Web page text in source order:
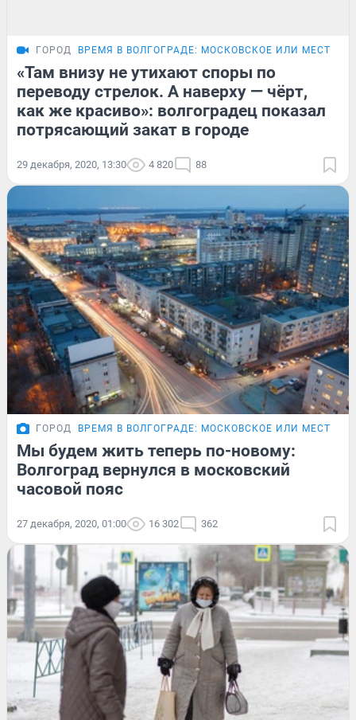
ГОРОД ВРЕМЯ В ВОЛГОГРАДЕ: МОСКОВСКОЕ ИЛИ
«Там внизу не утихают споры по
переводу стрелок. А наверху — чёрт,
как же красиво»: волгоградец показал
потрясающий закат в городе
29 декабря, 2020, 13:30 4 820 88
ГОРОД ВРЕМЯ В ВОЛГОГРАДЕ: МОСКОВСКОЕ ИЛИ
Мы будем жить теперь по-новому:
Волгоград вернулся в московский
часовой пояс
27 декабря, 2020, 01:00 16 302 362